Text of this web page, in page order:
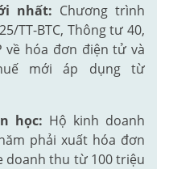
nhất: Chương trình
TT-BTC, Thông tư 40,
về hóa đơn điện tử và
mới áp dụng từ
học: Hộ kinh doanh
phải xuất hóa đơn
doanh thu từ 100 triệu